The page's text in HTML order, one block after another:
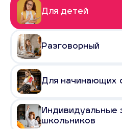
Для детей
Разговорный
Для начинающих
Индивидуальные
школьников